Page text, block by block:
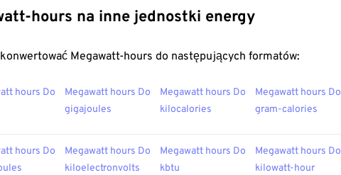
hours na inne jednostki energy
Megawatt-hours do następujących formatów:
hours Do
Megawatt hours Do
gigajoules
Megawatt hours Do
kilocalories
Megawatt hours Do
gram-calories
hours Do
Megawatt hours Do
kiloelectronvolts
Megawatt hours Do
kbtu
Megawatt hours Do
kilowatt-hour